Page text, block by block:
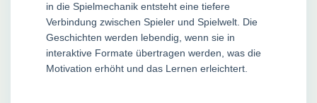
in die Spielmechanik entsteht eine tiefere
Verbindung zwischen Spieler und Spielwelt. Die
Geschichten werden lebendig, wenn sie in
interaktive Formate übertragen werden, was die
Motivation erhöht und das Lernen erleichtert.